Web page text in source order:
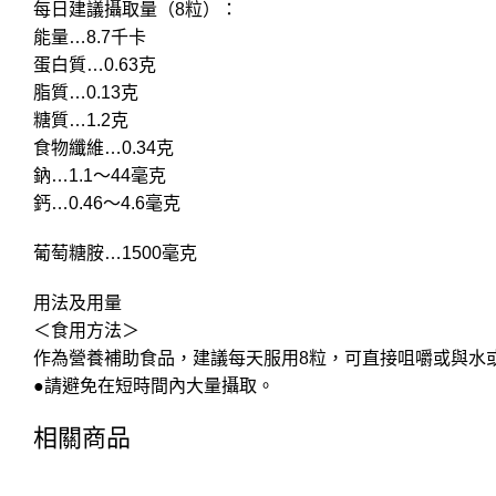
每日建議攝取量（8粒）：
能量…8.7千卡
蛋白質…0.63克
脂質…0.13克
糖質…1.2克
食物纖維…0.34克
鈉…1.1～44毫克
鈣…0.46～4.6毫克
葡萄糖胺…1500毫克
用法及用量
＜食用方法＞
作為營養補助食品，建議每天服用8粒，可直接咀嚼或與水
●請避免在短時間內大量攝取。
相關商品